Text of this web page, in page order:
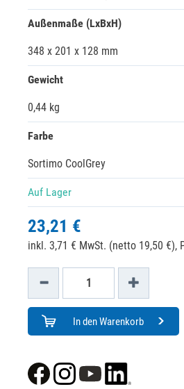
Außenmaße (LxBxH)
348 x 201 x 128 mm
Gewicht
0,44 kg
Farbe
Sortimo CoolGrey
Auf Lager
23,21 €
inkl. 3,71 € MwSt. (netto 19,50 €),
In den Warenkorb